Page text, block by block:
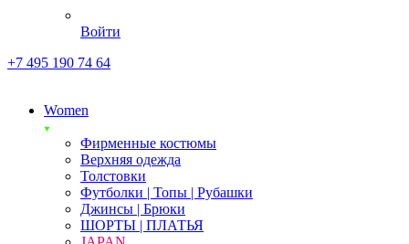
Войти
+7 495 190 74 64
Women
Фирменные костюмы
Верхняя одежда
Толстовки
Футболки | Топы | Рубашки
Джинсы | Брюки
ШОРТЫ | ПЛАТЬЯ